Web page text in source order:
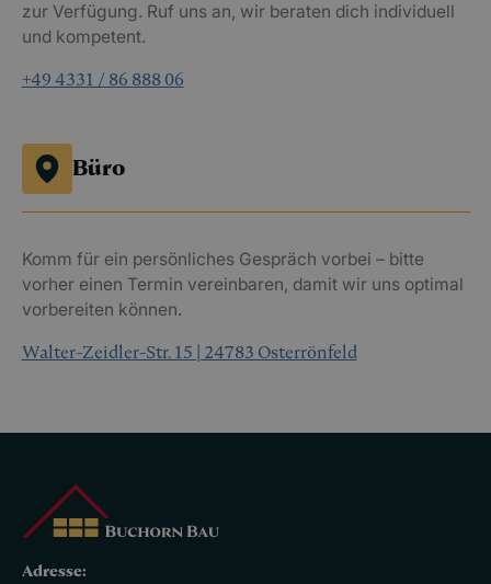
zur Verfügung. Ruf uns an, wir beraten dich individuell
und kompetent.
+49 4331 / 86 888 06
Büro
Komm für ein persönliches Gespräch vorbei – bitte
vorher einen Termin vereinbaren, damit wir uns optimal
vorbereiten können.
Walter-Zeidler-Str. 15 | 24783 Osterrönfeld
Adresse: